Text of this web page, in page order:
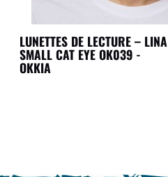
LUNETTES DE LECTURE – LINA
SMALL CAT EYE OK039 -
OKKIA